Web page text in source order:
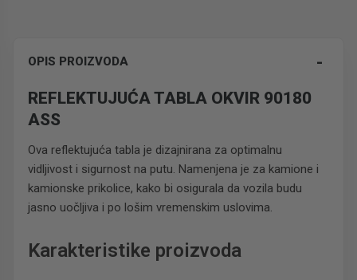
OPIS PROIZVODA
REFLEKTUJUĆA TABLA OKVIR 90180
ASS
Ova reflektujuća tabla je dizajnirana za optimalnu
vidljivost i sigurnost na putu. Namenjena je za kamione i
kamionske prikolice, kako bi osigurala da vozila budu
jasno uočljiva i po lošim vremenskim uslovima.
Karakteristike proizvoda
-